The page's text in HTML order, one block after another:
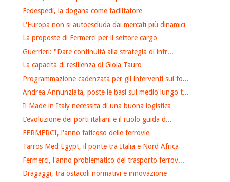
Fedespedi, la dogana come facilitatore
L'Europa non si autoescluda dai mercati più dinamici
La proposte di Fermerci per il settore cargo
Guerrieri: "Dare continuità alla strategia di infr...
La capacità di resilienza di Gioia Tauro
Programmazione cadenzata per gli interventi sui fo...
Andrea Annunziata, poste le basi sul medio lungo t...
Il Made in Italy necessita di una buona logistica
L’evoluzione dei porti italiani e il ruolo guida d...
FERMERCI, l'anno faticoso delle ferrovie
Tarros Med Egypt, il ponte tra Italia e Nord Africa
Fermerci, l'anno problematico del trasporto ferrov...
Dragaggi, tra ostacoli normativi e innovazione